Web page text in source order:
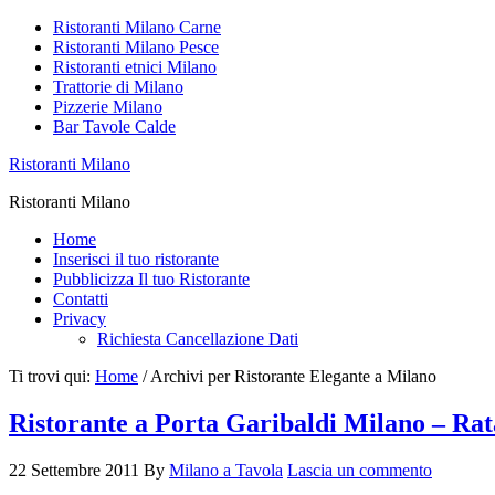
Ristoranti Milano Carne
Ristoranti Milano Pesce
Ristoranti etnici Milano
Trattorie di Milano
Pizzerie Milano
Bar Tavole Calde
Ristoranti Milano
Ristoranti Milano
Home
Inserisci il tuo ristorante
Pubblicizza Il tuo Ristorante
Contatti
Privacy
Richiesta Cancellazione Dati
Ti trovi qui: Home /Archivi per Ristorante Elegante a Milano
Ristorante a Porta Garibaldi Milano –
22 Settembre 2011 By Milano a Tavola Lascia un commento